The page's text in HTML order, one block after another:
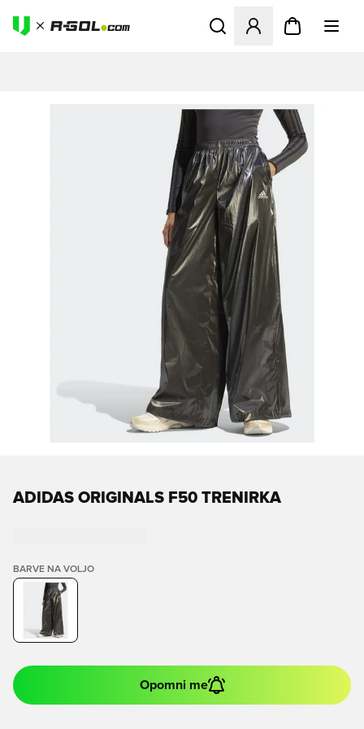
Odpre Modal za prijavo ali
ADIDAS ORIGINALS F50 TRENIRKA
BARVE NA VOLJO
Opomni me